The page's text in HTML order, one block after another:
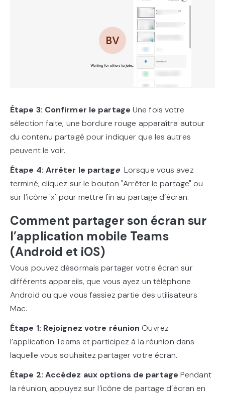
Étape 3: Confirmer le partage Une fois votre
sélection faite, une bordure rouge apparaîtra autour
du contenu partagé pour indiquer que les autres
peuvent le voir.
Étape 4: Arrêter le partage Lorsque vous avez
terminé, cliquez sur le bouton "Arrêter le partage" ou
sur l’icône 'x' pour mettre fin au partage d’écran.
Comment partager son écran sur
l’application mobile Teams
(Android et iOS)
Vous pouvez désormais partager votre écran sur
différents appareils, que vous ayez un téléphone
Android ou que vous fassiez partie des utilisateurs
Mac.
Étape 1: Rejoignez votre réunionOuvrez
l’application Teams et participez à la réunion dans
laquelle vous souhaitez partager votre écran.
Étape 2: Accédez aux options de partage Pendant
la réunion, appuyez sur l’icône de partage d’écran en